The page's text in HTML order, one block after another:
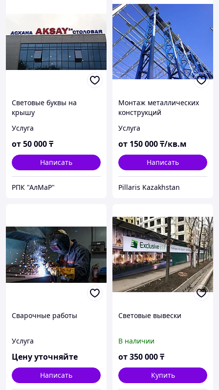
Световые буквы на
крышу
Услуга
от50 000₸
Написать
РПК "АлМаР"
Монтаж металлических
конструкций
Услуга
от 150 000₸/кв.м
Написать
Pillaris Kazakhstan
Сварочные работы
Услуга
Цену уточняйте
Написать
Световые вывески
В наличии
от350 000₸
Купить